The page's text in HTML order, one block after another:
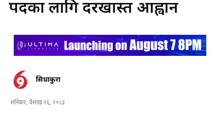
पदका लागि दरखास्त आह्वान
सिधाकुरा
शनिबार, वैशाख २६, २०८३